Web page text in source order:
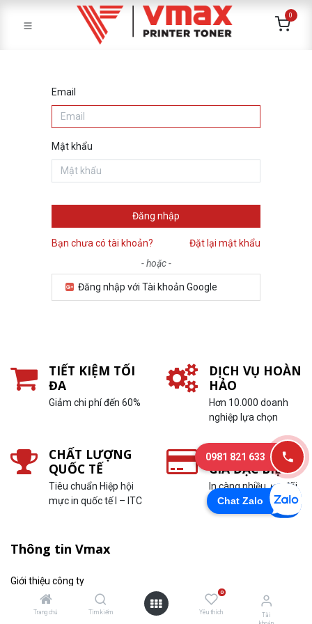
Trang chủ Tìm kiếm
0
Yêu thích
Tài
0
Email
Mật khẩu
Đăng nhập
Bạn chưa có tài khoản?
Đặt lại mật khẩu
- hoặc -
Đăng nhập với Tài khoản Google
TIẾT KIỆM TỐI
ĐA
Giảm chi phí đến 60%
DỊCH VỤ HOÀN
HẢO
Hơn 10.000 doanh
nghiệp lựa chọn
CHẤT LƯỢNG
QUỐC TẾ
Tiêu chuẩn Hiệp hội
mực in quốc tế I – ITC
CHÍNH SÁCH
GIÁ ĐẶC BIỆT
In càng nhiều, ưu đãi
càng lớn
Thông tin Vmax
Giới thiệu công ty
Thông tin liên hệ
Chat Zalo
0981 821 633